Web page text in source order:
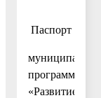
Паспорт
муниципальной
программы
«Развитие